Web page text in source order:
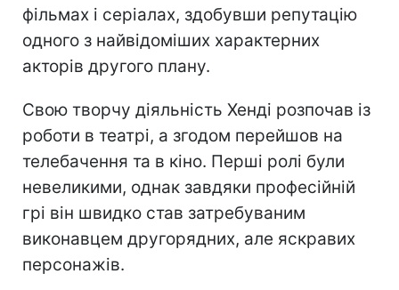
фільмах і серіалах, здобувши репутацію
одного з найвідоміших характерних
акторів другого плану.
Свою творчу діяльність Хенді розпочав із
роботи в театрі, а згодом перейшов на
телебачення та в кіно. Перші ролі були
невеликими, однак завдяки професійній
грі він швидко став затребуваним
виконавцем другорядних, але яскравих
персонажів.